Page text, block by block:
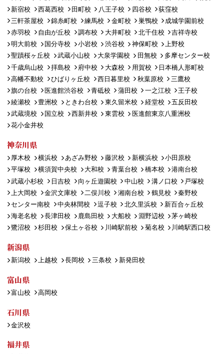
新宿校
西葛西校 田町校 八王子校 四谷校
荻窪校
三軒茶屋校
錦糸町校 練馬校 金町校 巣鴨校
成城学園前校
赤羽校
自由が丘校 調布校 大井町校 北千住校
吉祥寺校
明大前校
国分寺校 小岩校 渋谷校 神保町校
上野校
聖蹟桜ヶ丘校
武蔵小山校 大泉学園校 田無校
多摩センター校
千歳烏山校
拝島校 府中校 大森校 用賀校
日本橋人形町校
高幡不動校
ひばりヶ丘校 西日暮里校 秋葉原校
三鷹校
旗の台校
医進館渋谷校 青砥校 蒲田校 一之江校
王子校
綾瀬校
豊洲校 ときわ台校 東久留米校 経堂校
五反田校
武蔵境校
国立校 西新井校 東雲校
医進館東京八重洲校
花小金井校
神奈川県
厚木校 横浜校 あざみ野校 藤沢校 新横浜校
小田原校
平塚校
横須賀中央校 大和校 青葉台校 橋本校
港南台校
武蔵小杉校
日吉校 向ヶ丘遊園校 中山校 溝ノ口校
戸塚校
上大岡校
金沢文庫校 二俣川校 湘南台校 鶴見校
秦野校
センター南校
中央林間校 逗子校 北久里浜校
新百合ヶ丘校
海老名校
長津田校 鹿島田校 大船校 淵野辺校
茅ヶ崎校
鷺沼校
杉田校 保土ヶ谷校 川崎駅前校 菊名校 川崎駅西口校
新潟県
新潟校 上越校 長岡校 三条校 新発田校
富山県
富山校 高岡校
石川県
金沢校
福井県